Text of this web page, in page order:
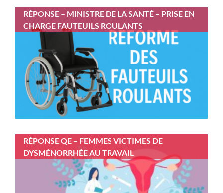
RÉPONSE – MINISTRE DE LA SANTÉ – PRISE EN
CHARGE FAUTEUILS ROULANTS
RÉPONSE QE – FEMMES VICTIMES DE
DYSMÉNORRHÉE AU TRAVAIL